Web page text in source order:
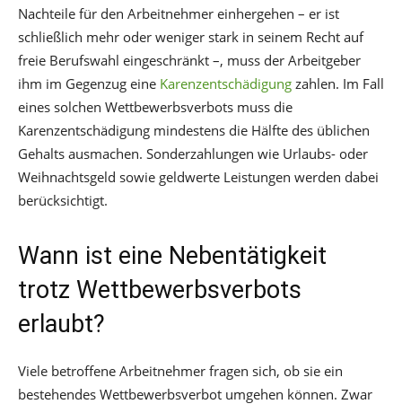
Nachteile für den Arbeitnehmer einhergehen – er ist
schließlich mehr oder weniger stark in seinem Recht auf
freie Berufswahl eingeschränkt –, muss der Arbeitgeber
ihm im Gegenzug eine Karenzentschädigung zahlen. Im Fall
eines solchen Wettbewerbsverbots muss die
Karenzentschädigung mindestens die Hälfte des üblichen
Gehalts ausmachen. Sonderzahlungen wie Urlaubs- oder
Weihnachtsgeld sowie geldwerte Leistungen werden dabei
berücksichtigt.
Wann ist eine Nebentätigkeit
trotz Wettbewerbsverbots
erlaubt?
Viele betroffene Arbeitnehmer fragen sich, ob sie ein
bestehendes Wettbewerbsverbot umgehen können. Zwar